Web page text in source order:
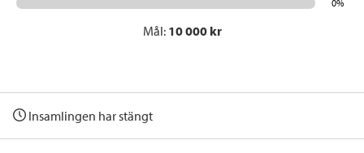
0%
Mål: 10 000 kr
Insamlingen har stängt